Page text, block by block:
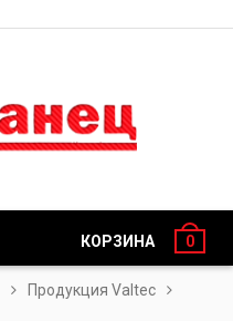
КОРЗИНА 0
Продукция Valtec